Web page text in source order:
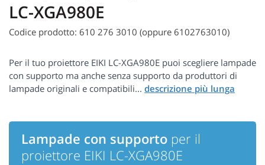
LC-XGA980E
Codice prodotto: 610 276 3010 (oppure 6102763010)
Per il tuo proiettore EIKI LC-XGA980E puoi scegliere lampade
con supporto ma anche senza supporto da produttori di
lampade originali e compatibili...
Lampade con supporto per il
proiettore EIKI LC-XGA980E